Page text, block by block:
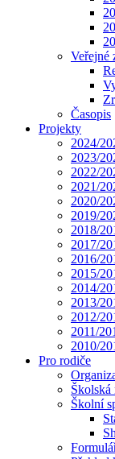
Veřejné
Časopis
Projekty
2024/
2023/
2022/
2021/
2020/
2019/
2018/
2017/
2016/
2015/
2014/
2013/
2012/
2011/
2010/
Pro rodiče
Školská
Školní